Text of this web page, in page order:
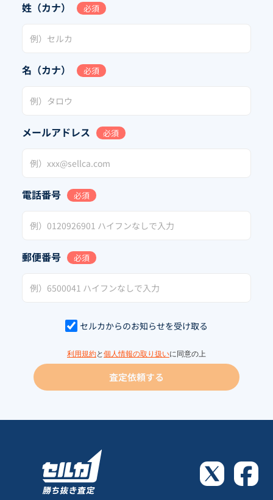
姓（カナ） 必須
名（カナ） 必須
メールアドレス 必須
電話番号 必須
郵便番号 必須
セルカからのお知らせを受け取る
利用規約と 個人情報の取り扱いに同意の上
査定依頼する